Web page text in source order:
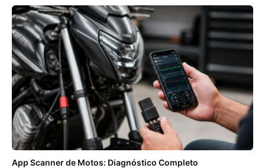
App Scanner de Motos: Diagnóstico Completo